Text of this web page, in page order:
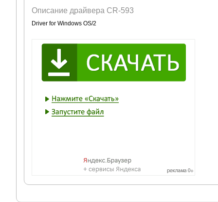
Описание драйвера CR-593
Driver for Windows OS/2